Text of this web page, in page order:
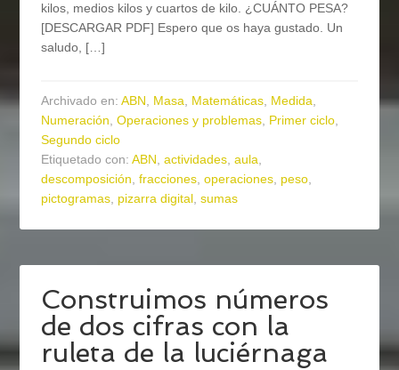
kilos, medios kilos y cuartos de kilo. ¿CUÁNTO PESA?
[DESCARGAR PDF] Espero que os haya gustado. Un
saludo, […]
Archivado en:ABN, Masa, Matemáticas, Medida,
Numeración,Operaciones y problemas, Primer ciclo,
Segundo ciclo
Etiquetado con:ABN,actividades,aula,
descomposición,fracciones,operaciones, peso,
pictogramas, pizarra digital,sumas
Construimos números
de dos cifras con la
ruleta de la luciérnaga